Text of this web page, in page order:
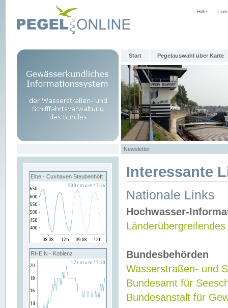
Hilfe
Start Pegelauswahl über Karte
Newsletter
Elbe - Cuxhaven Steubenhöft
RHEIN - Koblenz
Interessante
Nationale Links
Hochwasser-
Bundesbehörden
Wasserstraßen- und
Bundesamt für
Bundesanstalt für